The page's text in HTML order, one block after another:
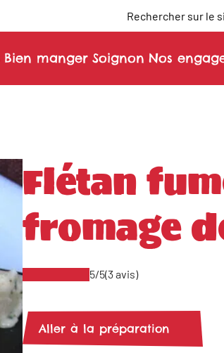
Rechercher sur le
Bien manger Soignon Nos
Flétan
fromage
5/5(3 avis)
Aller à la préparation